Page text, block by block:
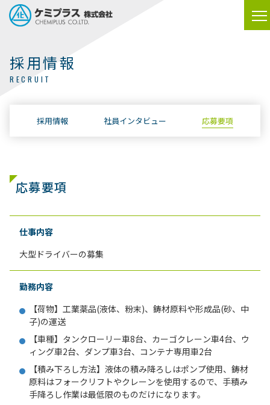
採用情報
RECRUIT
採用情報 社員インタビュー 応募要項
応募要項
仕事内容
大型ドライバーの募集
勤務内容
【荷物】工業薬品(液体、粉末)、鋳材原料や形成品(砂、中
子)の運送
【車種】タンクローリー車8台、カーゴクレーン車4台、ウ
ィング車2台、ダンプ車3台、コンテナ専用車2台
【積み下ろし方法】液体の積み降ろしはポンプ使用、鋳材
原料はフォークリフトやクレーンを使用するので、手積み
手降ろし作業は最低限のものだけになります。